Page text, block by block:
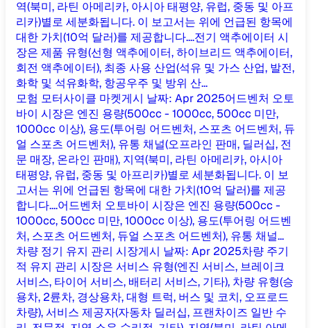
역(북미, 라틴 아메리카, 아시아 태평양, 유럽, 중동 및 아프
리카)별로 세분화됩니다. 이 보고서는 위에 언급된 항목에
대한 가치(10억 달러)를 제공합니다....전기 액추에이터 시
장은 제품 유형(선형 액추에이터, 하이브리드 액추에이터,
회전 액추에이터), 최종 사용 산업(석유 및 가스 산업, 발전,
화학 및 석유화학, 항공우주 및 방위 산...
모험 모터사이클 마켓게시 날짜: Apr 2025어드벤처 오토
바이 시장은 엔진 용량(500cc - 1000cc, 500cc 미만,
1000cc 이상), 용도(투어링 어드벤처, 스포츠 어드벤처, 듀
얼 스포츠 어드벤처), 유통 채널(오프라인 판매, 딜러십, 전
문 매장, 온라인 판매), 지역(북미, 라틴 아메리카, 아시아
태평양, 유럽, 중동 및 아프리카)별로 세분화됩니다. 이 보
고서는 위에 언급된 항목에 대한 가치(10억 달러)를 제공
합니다....어드벤처 오토바이 시장은 엔진 용량(500cc -
1000cc, 500cc 미만, 1000cc 이상), 용도(투어링 어드벤
처, 스포츠 어드벤처, 듀얼 스포츠 어드벤처), 유통 채널...
차량 정기 유지 관리 시장게시 날짜: Apr 2025차량 주기
적 유지 관리 시장은 서비스 유형(엔진 서비스, 브레이크
서비스, 타이어 서비스, 배터리 서비스, 기타), 차량 유형(승
용차, 2륜차, 경상용차, 대형 트럭, 버스 및 코치, 오프로드
차량), 서비스 제공자(자동차 딜러십, 프랜차이즈 일반 수